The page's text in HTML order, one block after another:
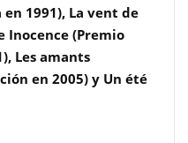
1991), La vent de
Inocence (Premio
Les amants
en 2005) y Un été